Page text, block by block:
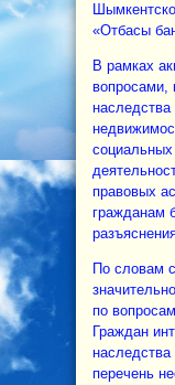
«Отбасы
В рамках
правовых
гражданам
По словам
по
Граждан
наследства
перечень